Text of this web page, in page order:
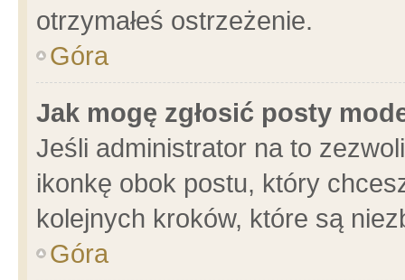
otrzymałeś ostrzeżenie.
Góra
Jak mogę zgłosić posty
Jeśli administrator na to
ikonkę obok postu, który
kolejnych kroków, które są
Góra